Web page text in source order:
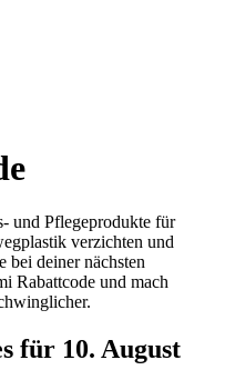
und Pflegeprodukte für
verzichten und
bei deiner nächsten
Rabattcode und mach
für 10. August